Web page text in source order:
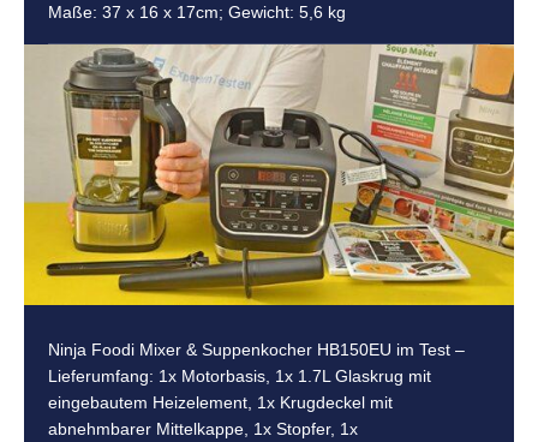
Maße: 37 x 16 x 17cm; Gewicht: 5,6 kg
Ninja Foodi Mixer & Suppenkocher HB150EU im Test –
Lieferumfang: 1x Motorbasis, 1x 1.7L Glaskrug mit
eingebautem Heizelement, 1x Krugdeckel mit
abnehmbarer Mittelkappe, 1x Stopfer, 1x